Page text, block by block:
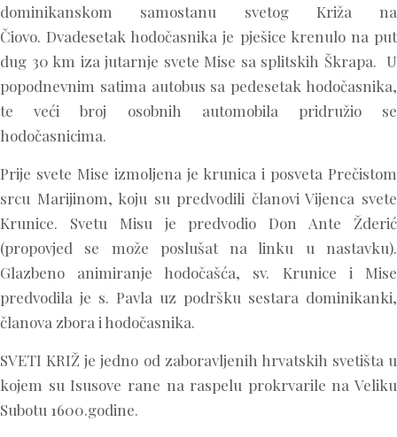
dominikanskom samostanu svetog Križa na
Čiovo. Dvadesetak hodočasnika je pješice krenulo na put
dug 30 km iza jutarnje svete Mise sa splitskih Škrapa. U
popodnevnim satima autobus sa pedesetak hodočasnika,
te veći broj osobnih automobila pridružio se
hodočasnicima.
Prije svete Mise izmoljena je krunica i posveta Prečistom
srcu Marijinom, koju su predvodili članovi Vijenca svete
Krunice. Svetu Misu je predvodio Don Ante Žderić
(propovjed se može poslušat na linku u nastavku).
Glazbeno animiranje hodočašća, sv. Krunice i Mise
predvodila je s. Pavla uz podršku sestara dominikanki,
članova zbora i hodočasnika.
SVETI KRIŽ je jedno od zaboravljenih hrvatskih svetišta u
kojem su Isusove rane na raspelu prokrvarile na Veliku
Subotu 1600.godine.